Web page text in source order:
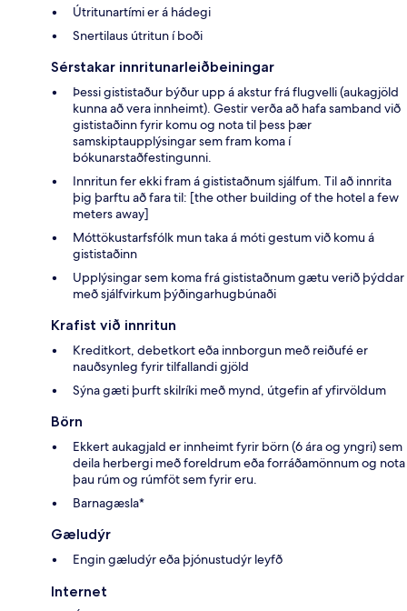
Útritunartími er á hádegi
Snertilaus útritun í boði
Sérstakar innritunarleiðbeiningar
Þessi gististaður býður upp á akstur frá flugvelli (aukagjöld
kunna að vera innheimt). Gestir verða að hafa samband við
gististaðinn fyrir komu og nota til þess þær
samskiptaupplýsingar sem fram koma í
bókunarstaðfestingunni.
Innritun fer ekki fram á gististaðnum sjálfum. Til að innrita
þig þarftu að fara til: [the other building of the hotel a few
meters away]
Móttökustarfsfólk mun taka á móti gestum við komu á
gististaðinn
Upplýsingar sem koma frá gististaðnum gætu verið þýddar
með sjálfvirkum þýðingarhugbúnaði
Krafist við innritun
Kreditkort, debetkort eða innborgun með reiðufé er
nauðsynleg fyrir tilfallandi gjöld
Sýna gæti þurft skilríki með mynd, útgefin af yfirvöldum
Börn
Ekkert aukagjald er innheimt fyrir börn (6 ára og yngri) sem
deila herbergi með foreldrum eða forráðamönnum og nota
þau rúm og rúmföt sem fyrir eru.
Barnagæsla*
Gæludýr
Engin gæludýr eða þjónustudýr leyfð
Internet